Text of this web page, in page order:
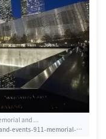
and ...
events-911-memorial-an